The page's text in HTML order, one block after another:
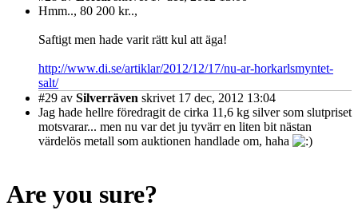
Hmm.., 80 200 kr..,
Saftigt men hade varit rätt kul att äga!
http://www.di.se/artiklar/2012/12/17/nu-ar-horkarlsmyntet-
salt/
#29 av Silverräven skrivet 17 dec, 2012 13:04
Jag hade hellre föredragit de cirka 11,6 kg silver som slutpriset
motsvarar... men nu var det ju tyvärr en liten bit nästan
värdelös metall som auktionen handlade om, haha
Are you sure?